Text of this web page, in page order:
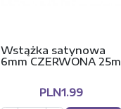
Wstążka satynowa
6mm CZERWONA 25m
PLN1.99